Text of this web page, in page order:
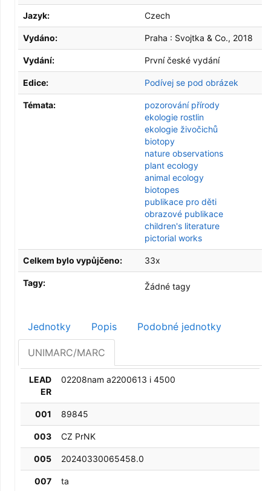
Jazyk: Czech
Vydáno: Praha : Svojtka & Co., 2018
Vydání: První české vydání
Edice: Podívej se pod obrázek
Témata:
pozorování přírody
ekologie rostlin
ekologie živočichů
biotopy
nature observations
plant ecology
animal ecology
biotopes
publikace pro děti
obrazové publikace
children's literature
pictorial works
Celkem bylo vypůjčeno: 33x
Tagy: Žádné tagy
Jednotky Popis Podobné jednotky
UNIMARC/MARC
LEAD
ER
02208nam a2200613 i 4500
001 89845
003 CZ PrNK
005 20240330065458.0
007 ta